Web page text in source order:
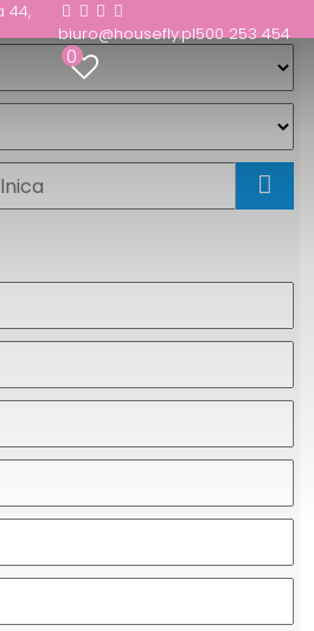
44
biuro@housefly.pl500 253 454
0